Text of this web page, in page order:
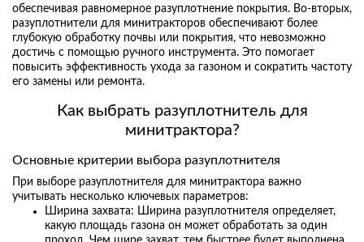
обеспечивая равномерное разуплотнение покрытия. Во-вторых,
разуплотнители для минитракторов обеспечивают более
глубокую обработку почвы или покрытия, что невозможно
достичь с помощью ручного инструмента. Это помогает
повысить эффективность ухода за газоном и сократить частоту
его замены или ремонта.
Как выбрать разуплотнитель для
минитрактора?
Основные критерии выбора разуплотнителя
При выборе разуплотнителя для минитрактора важно
учитывать несколько ключевых параметров:
Ширина захвата: Ширина разуплотнителя определяет,
какую площадь газона он может обработать за один